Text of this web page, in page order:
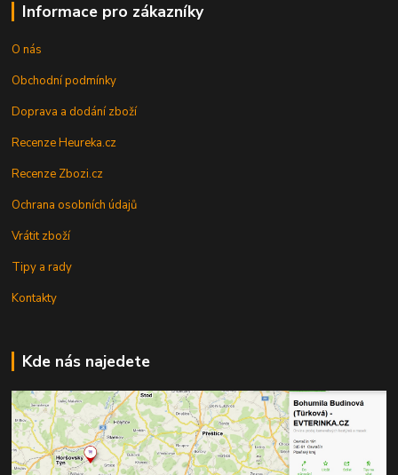
Informace pro zákazníky
O nás
Obchodní podmínky
Doprava a dodání zboží
Recenze Heureka.cz
Recenze Zbozi.cz
Ochrana osobních údajů
Vrátit zboží
Tipy a rady
Kontakty
Kde nás najedete